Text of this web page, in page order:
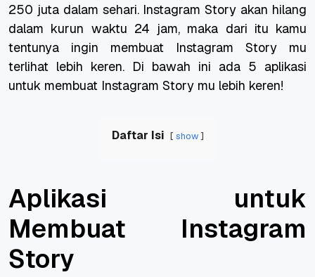
250 juta dalam sehari. Instagram Story akan hilang
dalam kurun waktu 24 jam, maka dari itu kamu
tentunya ingin membuat Instagram Story mu
terlihat lebih keren. Di bawah ini ada 5 aplikasi
untuk membuat Instagram Story mu lebih keren!
Daftar Isi show
Aplikasi untuk
Membuat Instagram
Story